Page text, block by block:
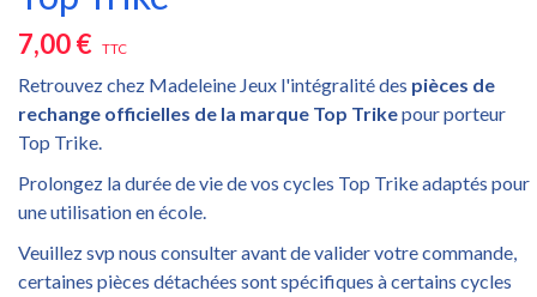
7,00 € TTC
Retrouvez chez Madeleine Jeux l'intégralité des pièces de
rechange officielles de la marque Top Trikepour porteur
Top Trike.
Prolongez la durée de vie de vos cycles Top Trike adaptés pour
une utilisation en école.
Veuillez svp nous consulter avant de valider votre commande,
certaines pièces détachées sont spécifiques à certains cycles